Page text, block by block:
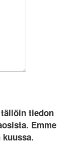
tiedon
Emme